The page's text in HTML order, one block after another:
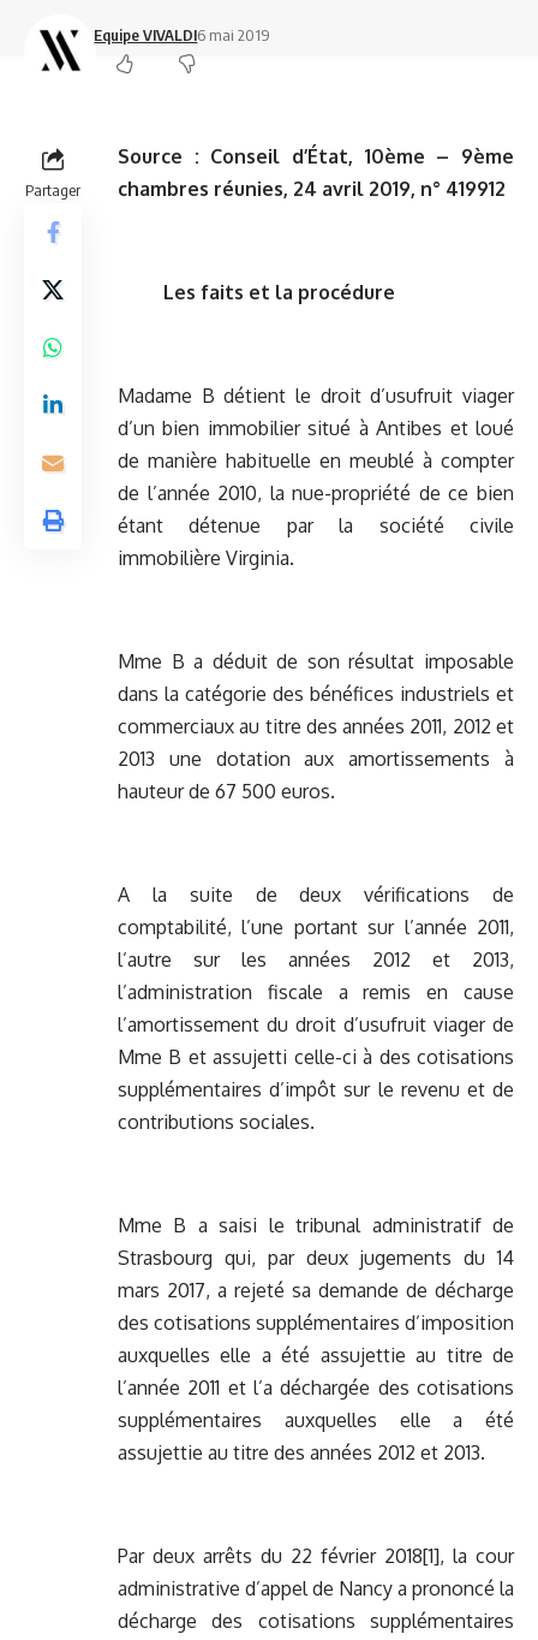
Equipe VIVALDI6 mai 2019
Partager
Source : Conseil d’État, 10ème – 9ème
chambres réunies, 24 avril 2019, n° 419912
Les faits et la procédure
Madame B détient le droit d’usufruit viager
d’un bien immobilier situé à Antibes et loué
de manière habituelle en meublé à compter
de l’année 2010, la nue-propriété de ce bien
étant détenue par la société civile
immobilière Virginia.
Mme B a déduit de son résultat imposable
dans la catégorie des bénéfices industriels et
commerciaux au titre des années 2011, 2012 et
2013 une dotation aux amortissements à
hauteur de 67 500 euros.
A la suite de deux vérifications de
comptabilité, l’une portant sur l’année 2011,
l’autre sur les années 2012 et 2013,
l’administration fiscale a remis en cause
l’amortissement du droit d’usufruit viager de
Mme B et assujetti celle-ci à des cotisations
supplémentaires d’impôt sur le revenu et de
contributions sociales.
Mme B a saisi le tribunal administratif de
Strasbourg qui, par deux jugements du 14
mars 2017, a rejeté sa demande de décharge
des cotisations supplémentaires d’imposition
auxquelles elle a été assujettie au titre de
l’année 2011 et l’a déchargée des cotisations
supplémentaires auxquelles elle a été
assujettie au titre des années 2012 et 2013.
Par deux arrêts du 22 février 2018[1], la cour
administrative d’appel de Nancy a prononcé la
décharge des cotisations supplémentaires